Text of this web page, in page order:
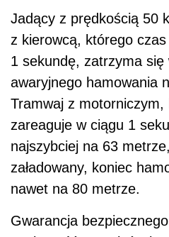
Jadący z prędkością 50
z kierowcą, którego
1 sekundę, zatrzyma się
awaryjnego hamowania
Tramwaj z motorniczym,
zareaguje w ciągu 1
najszybciej na 63
załadowany, koniec
nawet na 80 metrze.
Gwarancja